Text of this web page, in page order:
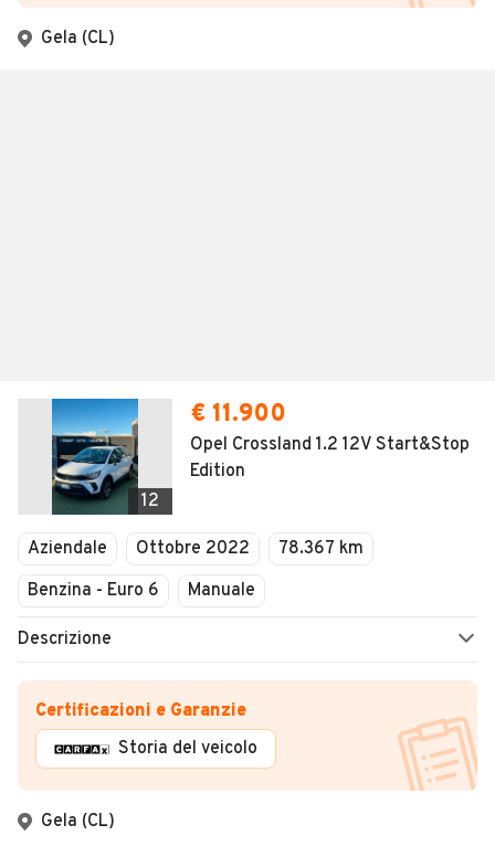
Gela (CL)
12
€ 11.900
Opel Crossland 1.2 12V Start&Stop
Edition
Aziendale Ottobre 2022
78.367 km
Benzina - Euro 6
Manuale
Descrizione
Certificazioni e Garanzie
Storia del veicolo
Gela (CL)